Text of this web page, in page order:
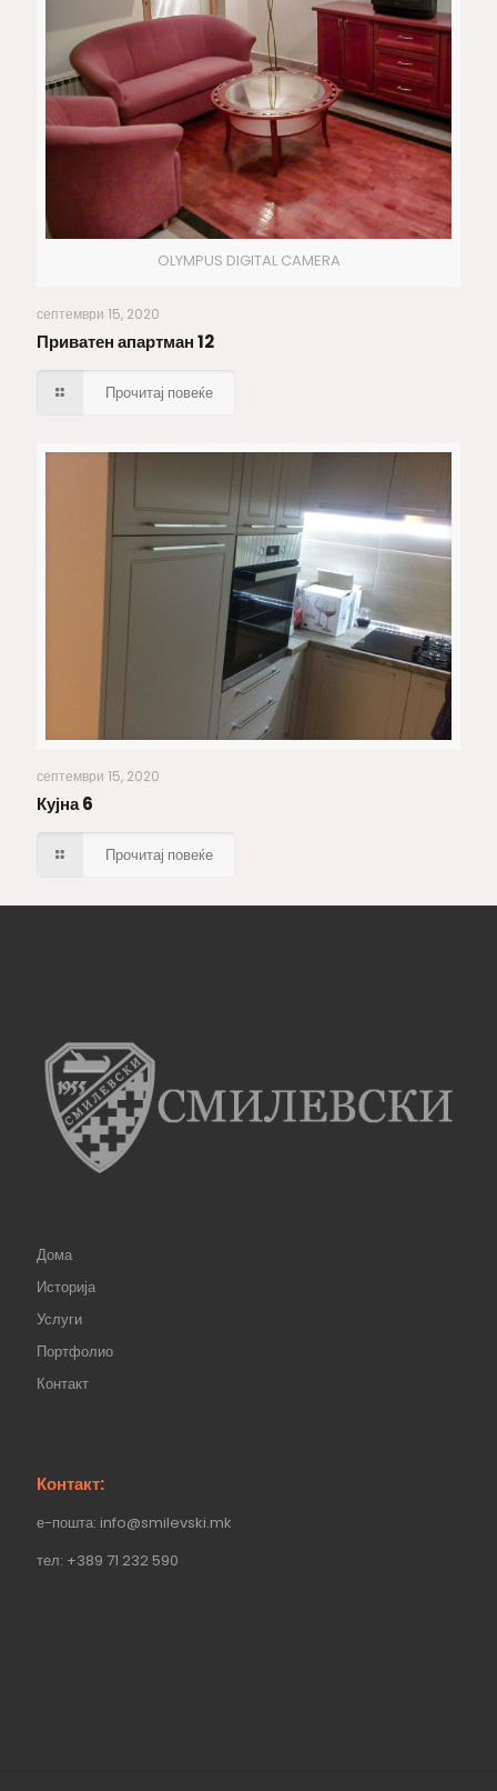
Приватен апартман 12
OLYMPUS DIGITAL CAMERA
септември 15, 2020
Приватен апартман 12
Прочитај повеќе
септември 15, 2020
Кујна 6
Прочитај повеќе
Дома
Историја
Услуги
Портфолио
Контакт
Контакт:
е-пошта: info@smilevski.mk
тел: +389 71 232 590